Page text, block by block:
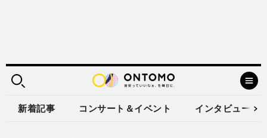
新着記事 コンサート＆イベント インタビュー